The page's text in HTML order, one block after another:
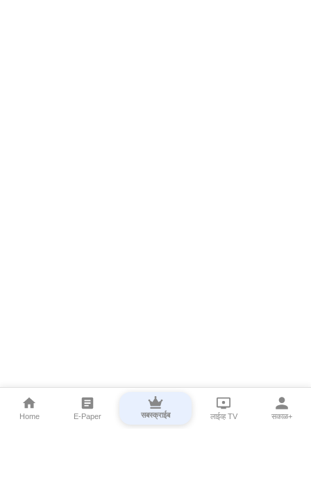
Home E-Paper सबस्क्राईब लाईव्ह TV सकाळ+